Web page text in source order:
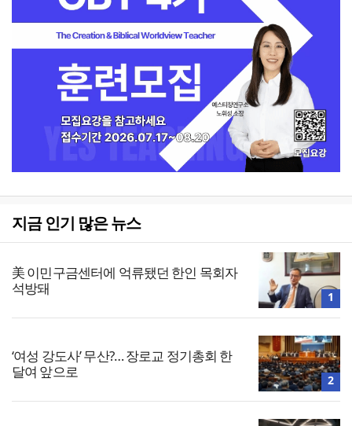
지금 인기 많은 뉴스
美 이민구금센터에 억류됐던 한인 목회자
석방돼
1
‘여성 강도사’ 무산?… 장로교 정기총회 한
달여 앞으로
2